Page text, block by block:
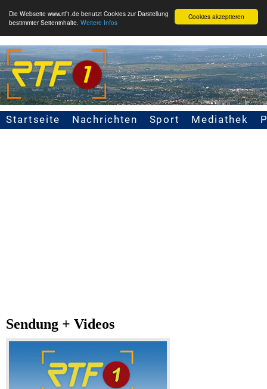
Cookies akzeptieren
Die Webseite www.rtf1.de benutzt Cookies zur Darstellung
bestimmter Seiteninhalte. Weitere Infos
Seitennavigation
Startseite Nachrichten Sport Mediathek
Sendung + Videos